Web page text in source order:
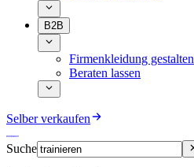
B2B
Firmenkleidung gestalten
Beraten lassen
Selber verkaufen
Suche